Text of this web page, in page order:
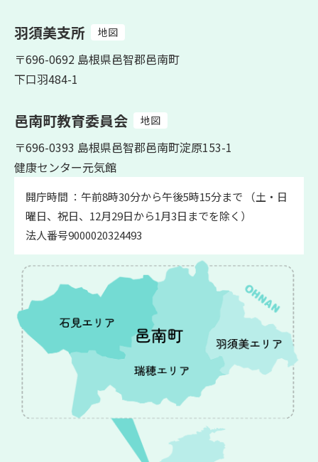
羽須美支所 地図
〒696-0692 島根県邑智郡邑南町
下口羽484-1
邑南町教育委員会 地図
〒696-0393 島根県邑智郡邑南町淀原153-1
健康センター元気館
開庁時間 ：午前8時30分から午後5時15分まで （土・日
曜日、祝日、12月29日から1月3日までを除く）
法人番号9000020324493